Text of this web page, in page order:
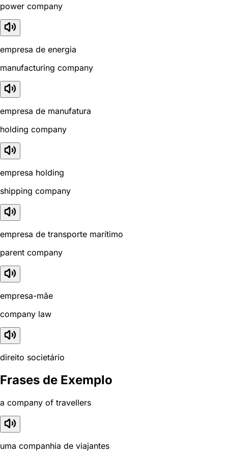
power company
empresa de energia
manufacturing company
empresa de manufatura
holding company
empresa holding
shipping company
empresa de transporte marítimo
parent company
empresa-mãe
company law
direito societário
Frases de Exemplo
a company of travellers
uma companhia de viajantes